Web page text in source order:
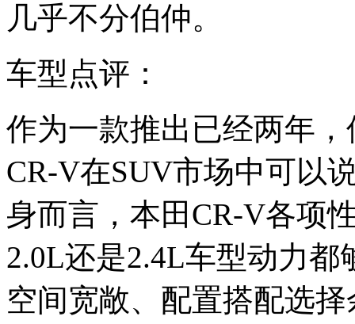
几乎不分伯仲。
车型点评：
作为一款推出已经两年，
CR-V在SUV市场中可以
身而言，本田CR-V各项
2.0L还是2.4L车型动力
空间宽敞、配置搭配选